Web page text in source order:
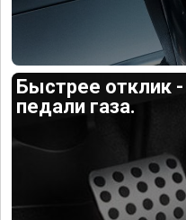
Быстрее отклик
педали газа.